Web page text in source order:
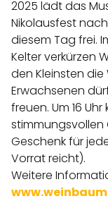
2025 lädt das
Nikolausfest
diesem Tag frei.
Kelter verkürzen
den Kleinsten die
Erwachsenen
freuen. Um 16
stimmungsvollen
Geschenk für
Vorrat reicht).
Weitere